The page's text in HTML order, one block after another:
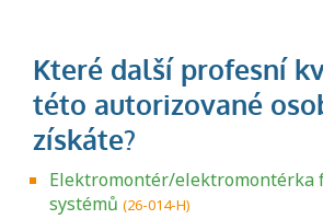
Elektromontér/elektromontérka
systémů (26-014-H)